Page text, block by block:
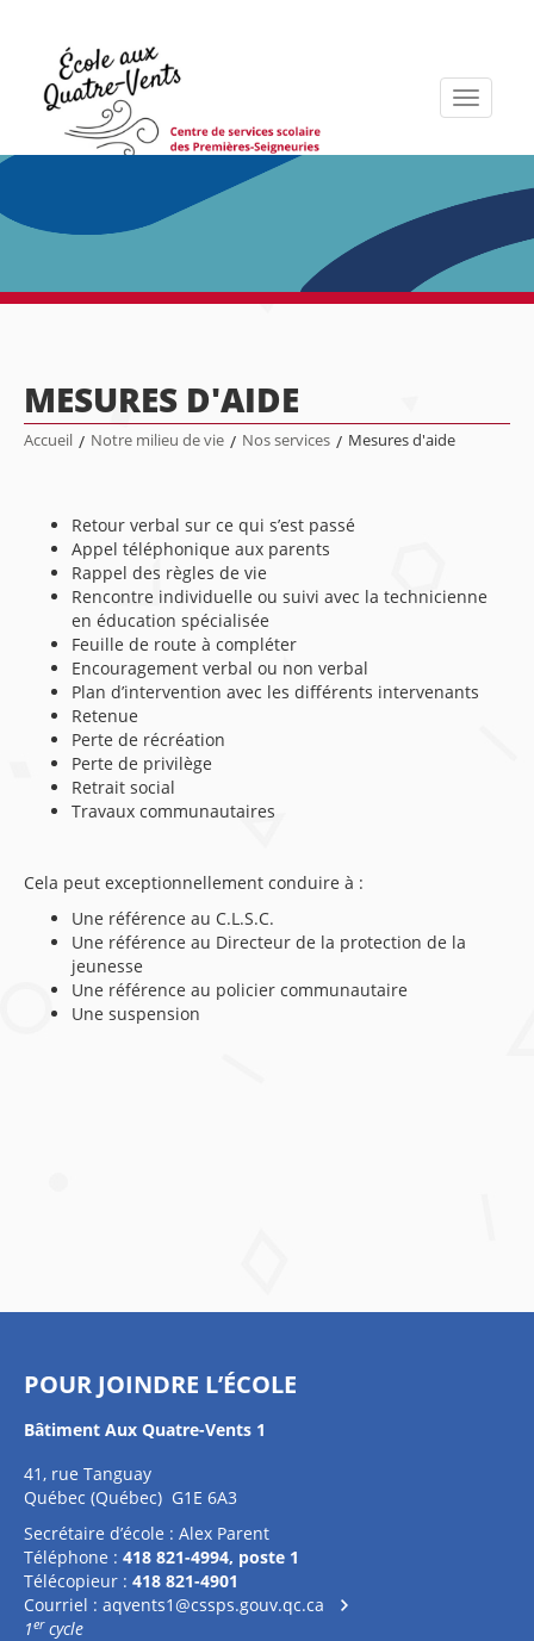
Toggle
MESURES D'AIDE
Accueil / Notre milieu de vie / Nos services / Mesures d'aide
Retour verbal sur ce qui s’est passé
Appel téléphonique aux parents
Rappel des règles de vie
Rencontre individuelle ou suivi avec la technicienne
en éducation spécialisée
Feuille de route à compléter
Encouragement verbal ou non verbal
Plan d’intervention avec les différents intervenants
Retenue
Perte de récréation
Perte de privilège
Retrait social
Travaux communautaires
Cela peut exceptionnellement conduire à :
Une référence au C.L.S.C.
Une référence au Directeur de la protection de la
jeunesse
Une référence au policier communautaire
Une suspension
POUR JOINDRE L’ÉCOLE
Bâtiment Aux Quatre-Vents 1
41, rue Tanguay
Québec (Québec) G1E 6A3
Secrétaire d’école : Alex Parent
Téléphone : 418 821-4994, poste 1
Télécopieur : 418 821-4901
Courriel : aqvents1@cssps.gouv.qc.ca
1ercycle